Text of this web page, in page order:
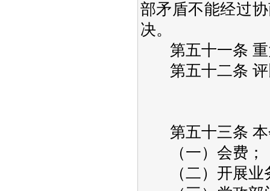
部矛盾不能经过
决。
第五十一条 重
第五十二条 评
第五十三条 本
（一）会费；
（二）开展业